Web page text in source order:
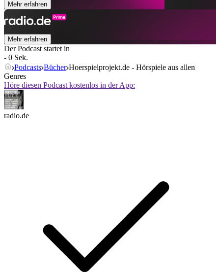
Mehr erfahren
Mehr erfahren
Der Podcast startet in
- 0 Sek.
Podcasts Bücher Hoerspielprojekt.de - Hörspiele aus allen
Genres
Höre diesen Podcast kostenlos in der App:
radio.de